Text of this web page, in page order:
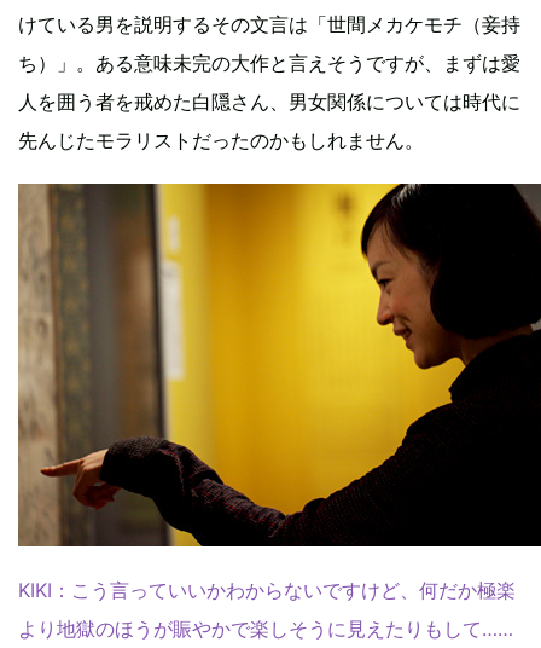
けている男を説明するその文言は「世間メカケモチ（妾持
ち）」。ある意味未完の大作と言えそうですが、まずは愛
人を囲う者を戒めた白隠さん、男女関係については時代に
先んじたモラリストだったのかもしれません。
KIKI：こう言っていいかわからないですけど、何だか極楽
より地獄のほうが賑やかで楽しそうに見えたりもして……